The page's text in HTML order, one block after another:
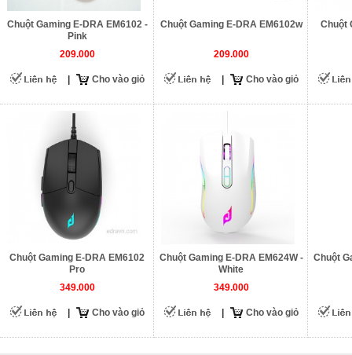
Chuột Gaming E-DRA EM6102 -
Pink
209.000
Cho vào giỏ
Chuột Gaming E-DRA EM6102w
209.000
Cho vào giỏ
Chuột
Chuột Gaming E-DRA EM6102
Pro
349.000
Cho vào giỏ
Chuột Gaming E-DRA EM624W -
White
349.000
Cho vào giỏ
Chuột